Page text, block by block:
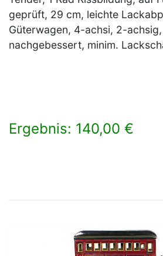
geprüft, 29 cm, leichte
Güterwagen, 4-achsi, 2-
nachgebessert, minim.
Ergebnis: 140,00 €